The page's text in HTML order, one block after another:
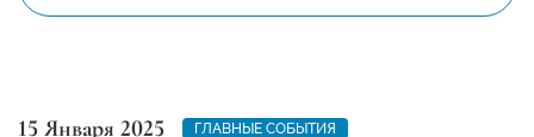
15 Января 2025 ГЛАВНЫЕ СОБЫТИЯ